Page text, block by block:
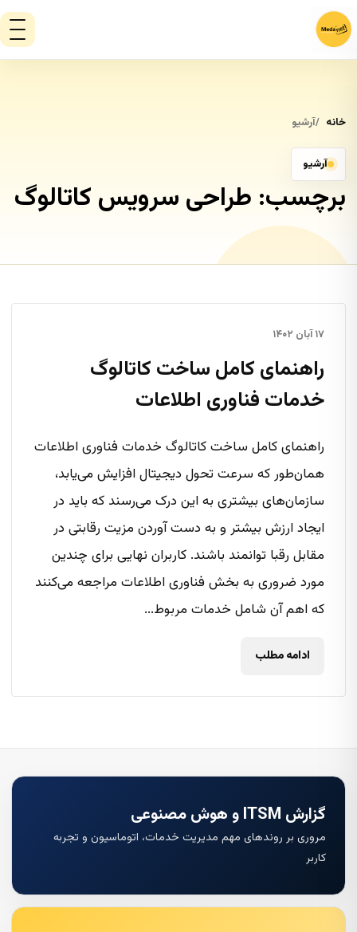
خانه آرشیو
آرشیو
برچسب: طراحی سرویس کاتالوگ
۱۷ آبان ۱۴۰۲
راهنمای کامل ساخت کاتالوگ
خدمات فناوری اطلاعات
راهنمای کامل ساخت کاتالوگ خدمات فناوری اطلاعات
همان‌طور که سرعت تحول دیجیتال افزایش می‌یابد،
سازمان‌های بیشتری به این درک می‌رسند که باید در
ایجاد ارزش بیشتر و به دست آوردن مزیت رقابتی در
مقابل رقبا توانمند باشند. کاربران نهایی برای چندین
مورد ضروری به بخش فناوری اطلاعات مراجعه می‌کنند
که اهم آن شامل خدمات مربوط...
ادامه مطلب
گزارش ITSM و هوش مصنوعی
مروری بر روندهای مهم مدیریت خدمات، اتوماسیون و تجربه
کاربر